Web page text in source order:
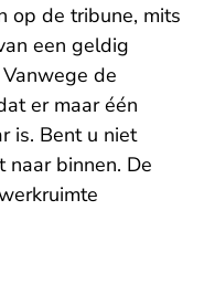
op de tribune, mits
een geldig
de
er maar één
is. Bent u niet
naar binnen. De